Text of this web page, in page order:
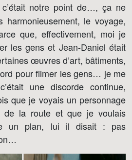
notre point de…, ça ne
harmonieusement, le voyage,
que, effectivement, moi je
les gens et Jean-Daniel était
œuvres d’art, bâtiments,
pour filmer les gens… je me
une discorde continue,
que je voyais un personnage
de la route et que je voulais
un plan, lui il disait : pas